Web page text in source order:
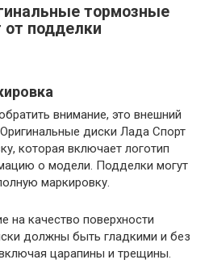
тормозные
от подделки
внимание, это внешний
диски Лада Спорт
которая включает логотип
о модели. Подделки могут
маркировку.
на качество поверхности
должны быть гладкими и без
царапины и трещины.